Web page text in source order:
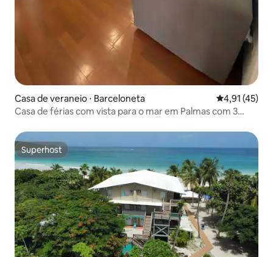
Casa de veraneio ⋅ Barceloneta 4,91 de uma
4,91 (45)
Casa de férias com vista para o mar em Palmas com 3
Superhost
Superhost